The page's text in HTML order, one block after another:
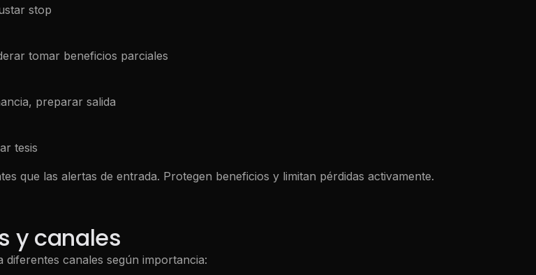
stop
tomar beneficios parciales
preparar salida
tesis
que las alertas de entrada. Protegen beneficios y limitan pérdidas activamente.
y canales
canales según importancia: